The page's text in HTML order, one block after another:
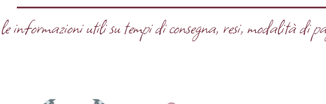
informazioni utili su tempi di consegna, resi, modalità di